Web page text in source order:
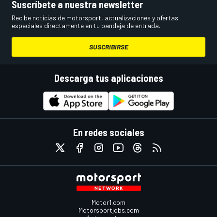
Suscríbete a nuestra newsletter
Recibe noticias de motorsport, actualizaciones y ofertas
especiales directamente en tu bandeja de entrada.
SUSCRIBIRSE
Descarga tus aplicaciones
En redes sociales
Motor1.com
Motorsportjobs.com